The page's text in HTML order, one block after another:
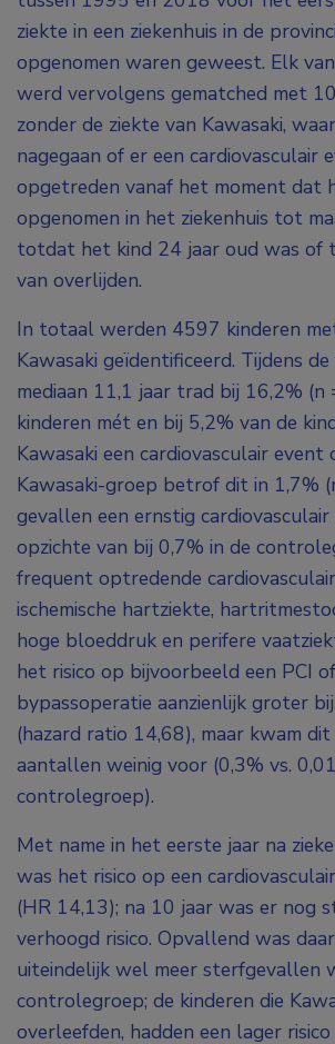
ziekte in een ziekenhuis in de
opgenomen waren geweest. Elk
werd vervolgens gematched met
zonder de ziekte van Kawasaki,
nagegaan of er een cardiovasculair
opgetreden vanaf het moment dat
opgenomen in het ziekenhuis tot
totdat het kind 24 jaar oud was of
van overlijden.
In totaal werden 4597 kinderen
Kawasaki geïdentificeerd. Tijdens
mediaan 11,1 jaar trad bij 16,2% (n
kinderen mét en bij 5,2% van de
Kawasaki een cardiovasculair event
Kawasaki-groep betrof dit in 1,7%
gevallen een ernstig
opzichte van bij 0,7% in de
frequent optredende
ischemische hartziekte,
hoge bloeddruk en perifere
het risico op bijvoorbeeld een PCI
bypassoperatie aanzienlijk groter
(hazard ratio 14,68), maar kwam
aantallen weinig voor (0,3% vs.
controlegroep).
Met name in het eerste jaar na
was het risico op een
(HR 14,13); na 10 jaar was er nog
verhoogd risico. Opvallend was
uiteindelijk wel meer sterfgevallen
controlegroep; de kinderen die
overleefden, hadden een lager